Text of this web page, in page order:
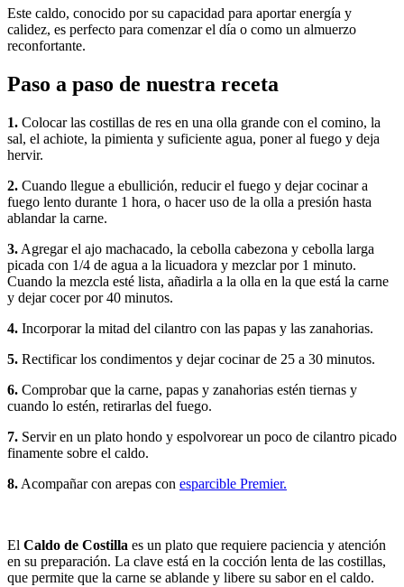
Este caldo, conocido por su capacidad para aportar energía y
calidez, es perfecto para comenzar el día o como un almuerzo
reconfortante.
Paso a paso de nuestra receta
1. Colocar las costillas de res en una olla grande con el comino, la
sal, el achiote, la pimienta y suficiente agua, poner al fuego y deja
hervir.
2. Cuando llegue a ebullición, reducir el fuego y dejar cocinar a
fuego lento durante 1 hora, o hacer uso de la olla a presión hasta
ablandar la carne.
3. Agregar el ajo machacado, la cebolla cabezona y cebolla larga
picada con 1/4 de agua a la licuadora y mezclar por 1 minuto.
Cuando la mezcla esté lista, añadirla a la olla en la que está la carne
y dejar cocer por 40 minutos.
4. Incorporar la mitad del cilantro con las papas y las zanahorias.
5. Rectificar los condimentos y dejar cocinar de 25 a 30 minutos.
6. Comprobar que la carne, papas y zanahorias estén tiernas y
cuando lo estén, retirarlas del fuego.
7. Servir en un plato hondo y espolvorear un poco de cilantro picado
finamente sobre el caldo.
8. Acompañar con arepas con esparcible Premier.
El Caldo de Costilla es un plato que requiere paciencia y atención
en su preparación. La clave está en la cocción lenta de las costillas,
que permite que la carne se ablande y libere su sabor en el caldo.